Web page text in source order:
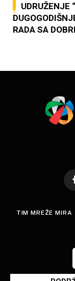
UDRUŽENJE
RADA SA
TIM MREŽE MIRA